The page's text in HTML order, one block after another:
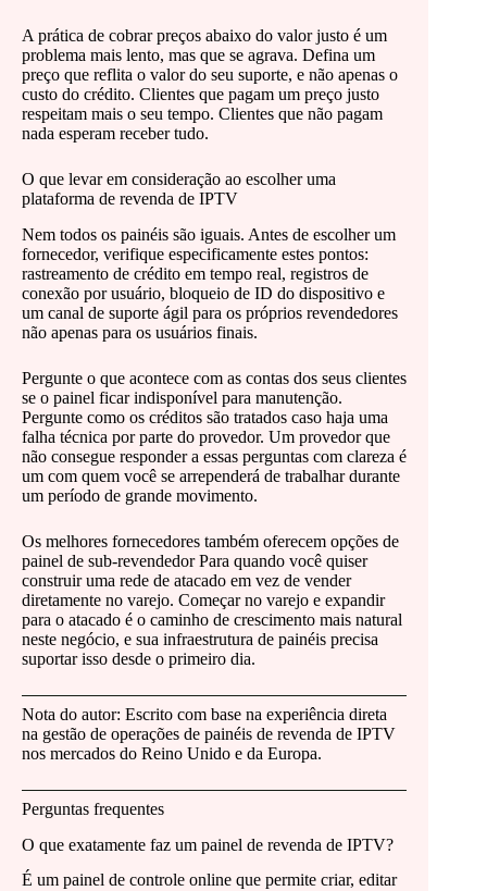
A prática de cobrar preços abaixo do valor justo é um
problema mais lento, mas que se agrava. Defina um
preço que reflita o valor do seu suporte, e não apenas o
custo do crédito. Clientes que pagam um preço justo
respeitam mais o seu tempo. Clientes que não pagam
nada esperam receber tudo.
O que levar em consideração ao escolher uma
plataforma de revenda de IPTV
Nem todos os painéis são iguais. Antes de escolher um
fornecedor, verifique especificamente estes pontos:
rastreamento de crédito em tempo real, registros de
conexão por usuário, bloqueio de ID do dispositivo e
um canal de suporte ágil para os próprios revendedores
não apenas para os usuários finais.
Pergunte o que acontece com as contas dos seus clientes
se o painel ficar indisponível para manutenção.
Pergunte como os créditos são tratados caso haja uma
falha técnica por parte do provedor. Um provedor que
não consegue responder a essas perguntas com clareza é
um com quem você se arrependerá de trabalhar durante
um período de grande movimento.
Os melhores fornecedores também oferecem opções de
painel de sub-revendedor Para quando você quiser
construir uma rede de atacado em vez de vender
diretamente no varejo. Começar no varejo e expandir
para o atacado é o caminho de crescimento mais natural
neste negócio, e sua infraestrutura de painéis precisa
suportar isso desde o primeiro dia.
Nota do autor: Escrito com base na experiência direta
na gestão de operações de painéis de revenda de IPTV
nos mercados do Reino Unido e da Europa.
Perguntas frequentes
O que exatamente faz um painel de revenda de IPTV?
É um painel de controle online que permite criar, editar